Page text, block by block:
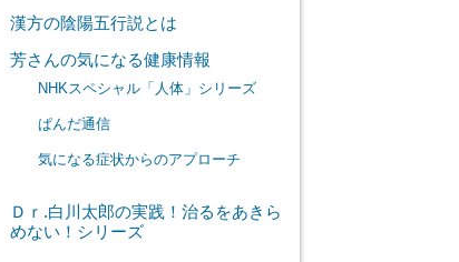
漢方の陰陽五行説とは
芳さんの気になる健康情報
NHKスペシャル「人体」シリーズ
ぱんだ通信
気になる症状からのアプローチ
Ｄｒ.白川太郎の実践！治るをあきら
めない！シリーズ